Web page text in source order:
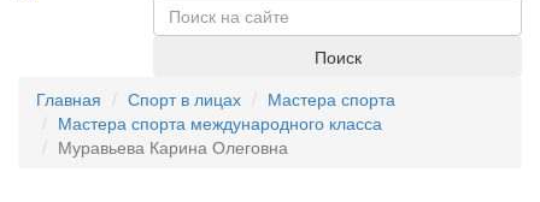
Поиск
Главная
Спорт в лицах
Мастера спорта
Мастера спорта международного класса
Муравьева Карина Олеговна